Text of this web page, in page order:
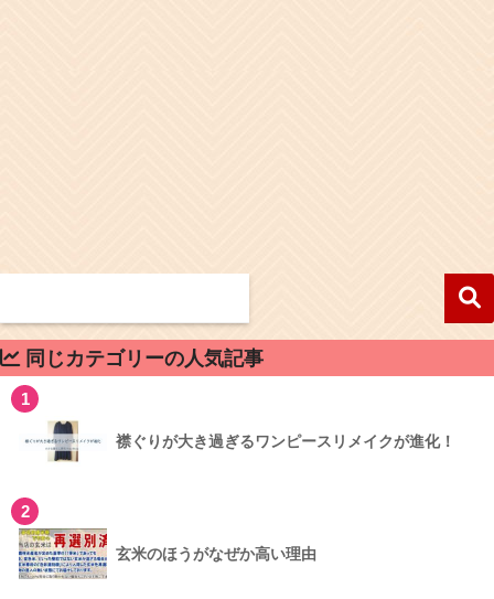
同じカテゴリーの人気記事
1
襟ぐりが大き過ぎるワンピースリメイクが進化！
2
玄米のほうがなぜか高い理由